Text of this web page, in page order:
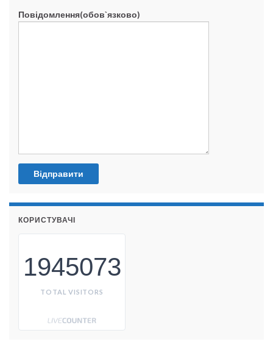
Повідомлення(обов`язково)
КОРИСТУВАЧІ
1945073
TOTAL VISITORS